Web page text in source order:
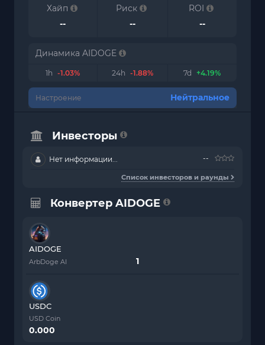
Хайп
--
Риск
--
ROI
--
Динамика AIDOGE
1h -1.03% 24h -1.88% 7d +4.19%
Настроение Нейтральное
Инвесторы
Нет информации... --
Список инвесторов и раунды
Конвертер AIDOGE
AIDOGE
ArbDoge AI
USDC
USD Coin
0.000